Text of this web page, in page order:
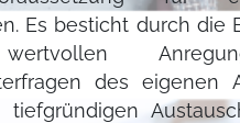
Es besticht durch die
wertvollen
des eigenen